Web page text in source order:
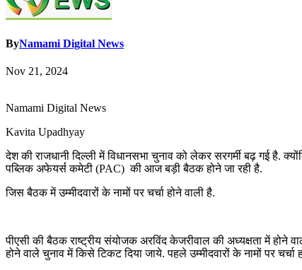
ByNamami Digital News
Nov 21, 2024
Namami Digital News
Kavita Upadhyay
देश की राजधानी दिल्ली में विधानसभा चुनाव को लेकर सरगर्मी बढ़ गई है.
पब्लिक अफेयर्स कमेटी (PAC) की आज बड़ी बैठक होने जा रही है.
जिस बैठक में उम्मीदवारों के नामों पर चर्चा होने वाली है.
पीएसी की बैठक राष्ट्रीय संयोजक अरविंद केजरीवाल की अध्यक्षता में
होने वाले चुनाव में किसे टिकट दिया जाये. पहले उम्मीदवारों के नामों पर